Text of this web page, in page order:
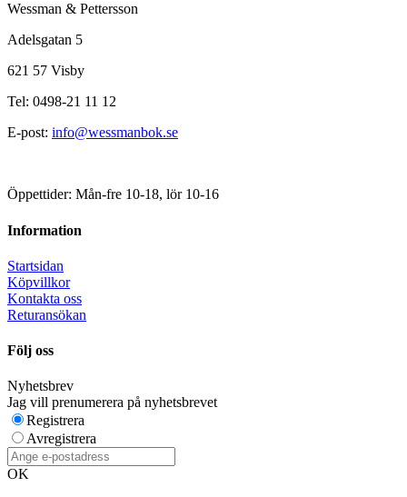
Wessman & Pettersson
Adelsgatan 5
621 57 Visby
Tel: 0498-21 11 12
E-post: info@wessmanbok.se
Öppettider: Mån-fre 10-18, lör 10-16
Information
Startsidan
Köpvillkor
Kontakta oss
Returansökan
Följ oss
Nyhetsbrev
Jag vill prenumerera på nyhetsbrevet
Registrera
Avregistrera
OK